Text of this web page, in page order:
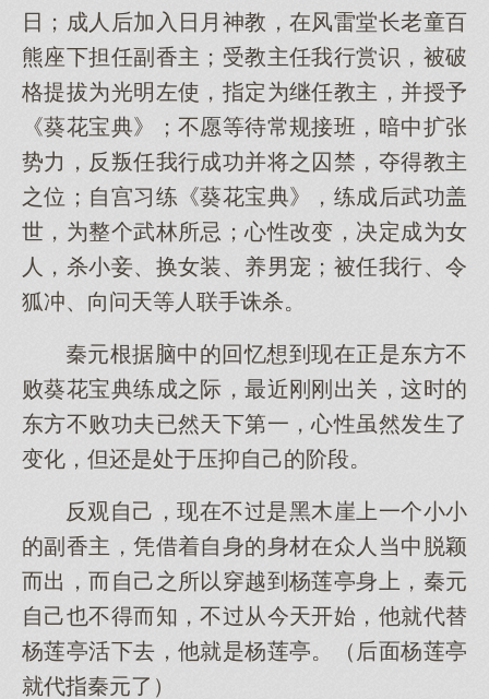
日；成人后加入日月神教，在风雷堂长老童百
熊座下担任副香主；受教主任我行赏识，被破
格提拔为光明左使，指定为继任教主，并授予
《葵花宝典》；不愿等待常规接班，暗中扩张
势力，反叛任我行成功并将之囚禁，夺得教主
之位；自宫习练《葵花宝典》，练成后武功盖
世，为整个武林所忌；心性改变，决定成为女
人，杀小妾、换女装、养男宠；被任我行、令
狐冲、向问天等人联手诛杀。
秦元根据脑中的回忆想到现在正是东方不
败葵花宝典练成之际，最近刚刚出关，这时的
东方不败功夫已然天下第一，心性虽然发生了
变化，但还是处于压抑自己的阶段。
反观自己，现在不过是黑木崖上一个小小
的副香主，凭借着自身的身材在众人当中脱颖
而出，而自己之所以穿越到杨莲亭身上，秦元
自己也不得而知，不过从今天开始，他就代替
杨莲亭活下去，他就是杨莲亭。（后面杨莲亭
就代指秦元了）